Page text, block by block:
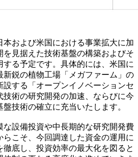
および米国における事業拡大に加
を見据えた技術基盤の構築およびそ
る予定です。具体的には、米国に
新鋭の植物工場「メガファーム」の
設する「オープンイノベーションセ
技術の研究開発の加速、ならびに今
技術の確立に充当いたします。
な設備投資や中長期的な研究開発費
らこそ、今回調達した資金の運用に
底し、投資効率の最大化を図ると